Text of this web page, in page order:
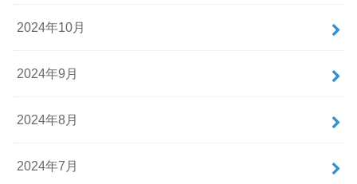
2024年10月
2024年9月
2024年8月
2024年7月